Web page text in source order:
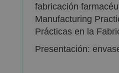
fabricación
Manufacturing
Prácticas en la
Presentación: